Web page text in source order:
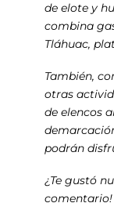
de elote y
combina
Tláhuac,
También,
otras
de elencos
podrán
¿Te gustó